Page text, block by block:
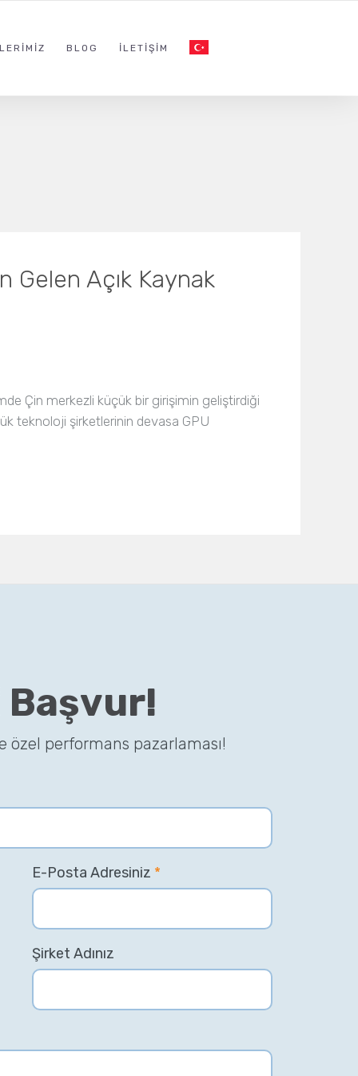
BLOG İLETIŞIM
Gelen Açık Kaynak
Çin merkezli küçük bir girişimin geliştirdiği
teknoloji şirketlerinin devasa GPU
Başvur!
özel performans pazarlaması!
E-Posta Adresiniz *
Şirket Adınız